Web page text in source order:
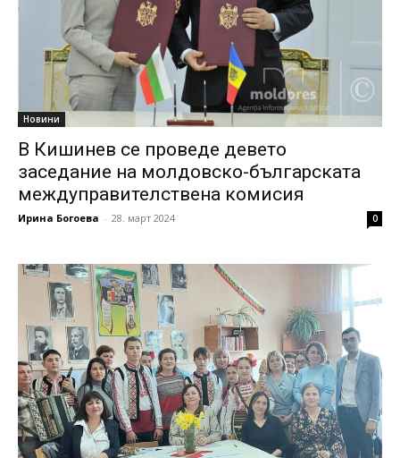
Новини
В Кишинев се проведе девето
заседание на молдовско-българската
междуправителствена комисия
Ирина Богоева - 28. март 2024 0